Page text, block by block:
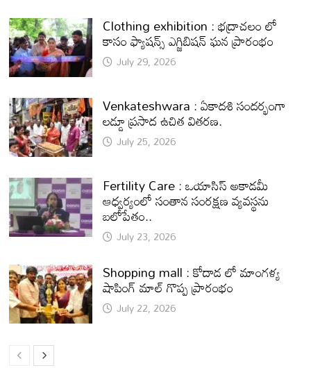
Clothing exhibition : భద్రాచలం లో
కాసం ఫ్యాషన్స్ ఎగ్జిబిషన్ ఘన ప్రారంభం
July 29, 2026
Venkateshwara : ఏకాదశి సందర్భంగా
లడ్డూ ప్రసాద ఉచిత వితరణ.
July 25, 2026
Fertility Care : ఒయాసిస్ అకాడమీ
ఆధ్వర్యంలో సంతాన సంరక్షణ వ్యవస్థను
బలోపేతం..
July 23, 2026
Shopping mall : కోదాడ లో మాంగళ్య
షాపింగ్ మాల్ గొప్ప ప్రారంభం
July 22, 2026